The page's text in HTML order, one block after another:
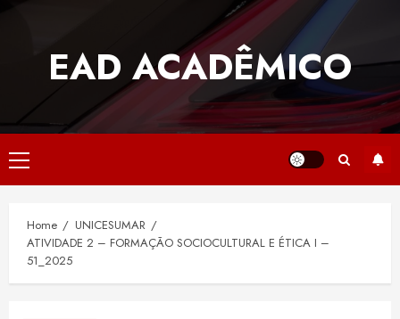
EAD ACADÊMICO
Primary
Menu
Home
UNICESUMAR
ATIVIDADE 2 – FORMAÇÃO SOCIOCULTURAL E ÉTICA I –
51_2025